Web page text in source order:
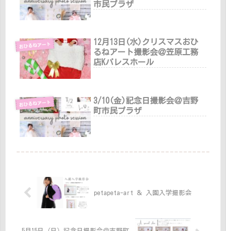
市民プラザ
おひるねアート
12月13日(水)クリスマスおひ
るねアート撮影会＠笠原工務
店Kパレスホール
おひるねアート
3/10(金)記念日撮影会＠吉野
町市民プラザ
petapeta-art ＆ 入園入学撮影会